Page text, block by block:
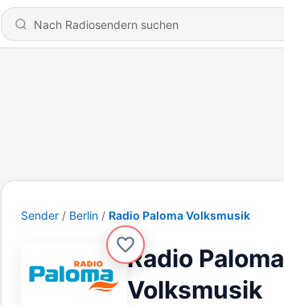
Sender Berlin Radio Paloma Volksmusik
Radio Paloma
Volksmusik